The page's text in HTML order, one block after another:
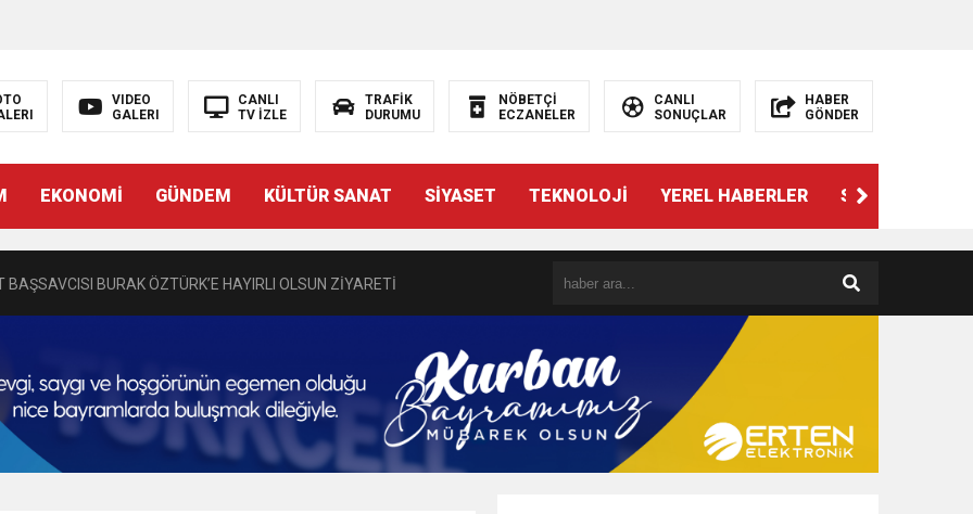
VIDEO
GALERI
CANLI
TV İZLE
TRAFİK
DURUMU
NÖBETÇİ
ECZANELER
CANLI
SONUÇLAR
HABER
GÖNDER
EKONOMİ GÜNDEM KÜLTÜR SANAT SİYASET TEKNOLOJİ YEREL HABERLER SPOR
BAŞSAVCISI BURAK ÖZTÜRK’E HAYIRLI OLSUN ZİYARETİ
PERDE ARKASI: GÖRÜNENDEN DAHA FAZLASI MI VAR?
Törenle Hizmete Açıldı